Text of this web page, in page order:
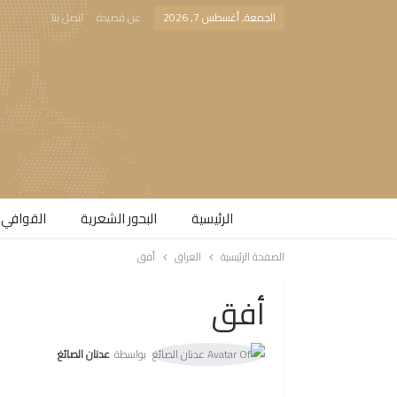
الجمعة, أغسطس 7, 2026 عن قصيدة اتصل بنا
الرئيسية البحور الشعرية​
الصفحة الرئيسية العراق أفق
أفق
بواسطة عدنان الصائغ